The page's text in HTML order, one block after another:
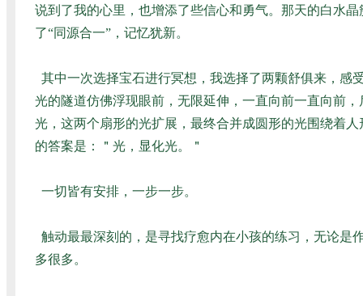
说到了我的心里，也增添了些信心和勇气。那天的白水
了“同源合一”，记忆犹新。
其中一次选择宝石进行冥想，我选择了两颗舒俱来，感
光的隧道仿佛浮现眼前，无限延伸，一直向前一直向前
光，这两个扇形的光扩展，最终合并成圆形的光围绕着
的答案是：＂光，显化光。＂
一切皆有安排，一步一步。
触动最最深刻的，是寻找疗愈内在小孩的练习，无论是
多很多。